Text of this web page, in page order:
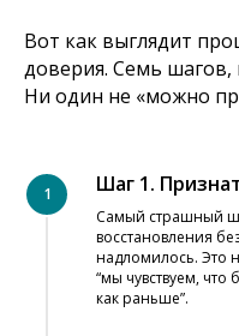
Вот как выглядит
доверия. Семь
Ни один не «можно
Шаг 1.
Самый страшный
восстановления
надломилось. Это
“мы чувствуем,
как раньше”.